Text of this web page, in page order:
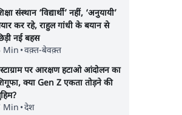
संस्थान ‘विद्यार्थी’ नहीं, ‘अनुयायी’
कर रहे, राहुल गांधी के बयान से
नई बहस
Min •वक़्त-बेवक़्त
पर आरक्षण हटाओ आंदोलन का
क्या Gen Z एकता तोड़ने की
Min •देश